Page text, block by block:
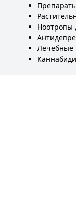
Ноотропы
Лечебные